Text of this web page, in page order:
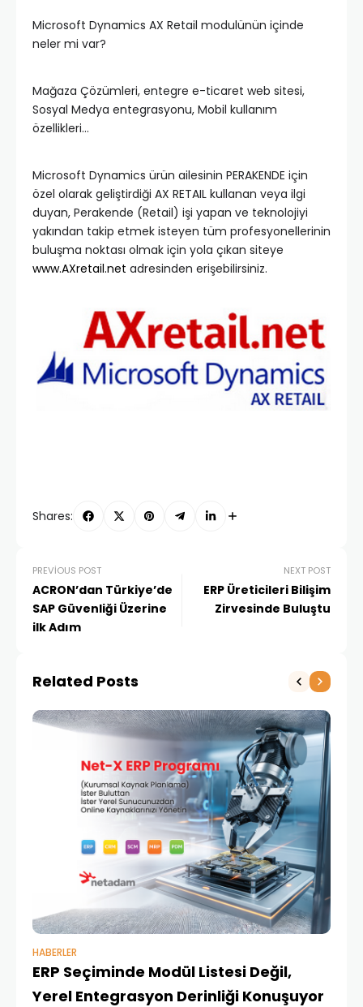
Microsoft Dynamics AX Retail modulünün içinde
neler mi var?
Mağaza Çözümleri, entegre e-ticaret web sitesi,
Sosyal Medya entegrasyonu, Mobil kullanım
özellikleri…
Microsoft Dynamics ürün ailesinin PERAKENDE için
özel olarak geliştirdiği AX RETAIL kullanan veya ilgi
duyan, Perakende (Retail) işi yapan ve teknolojiyi
yakından takip etmek isteyen tüm profesyonellerinin
buluşma noktası olmak için yola çıkan siteye
www.AXretail.net adresinden erişebilirsiniz.
Shares:
PREVIOUS POST
ACRON’dan Türkiye’de
SAP Güvenliği Üzerine
ilk Adım
NEXT POST
ERP Üreticileri Bilişim
Zirvesinde Buluştu
Related Posts
HABERLER
ERP Seçiminde Modül Listesi Değil,
Yerel Entegrasyon Derinliği Konuşuyor